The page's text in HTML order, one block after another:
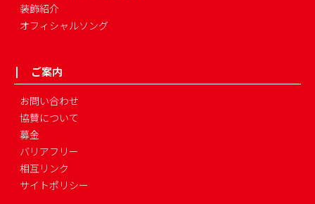
装飾紹介
オフィシャルソング
ご案内
お問い合わせ
協賛について
募金
バリアフリー
相互リンク
サイトポリシー